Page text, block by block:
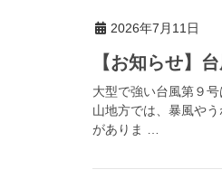
2026年7月11日
【お知らせ】
大型で強い台風第９
山地方では、暴風や
がありま …